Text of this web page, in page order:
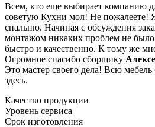
Всем, кто еще выбирает компанию
советую Кухни мол! Не пожалеете!
спальню. Начиная с обсуждения
монтажом никаких проблем не
быстро и качественно. К тому же
Огромное спасибо сборщику
Это мастер своего дела! Всю мебель
здесь.
Качество продукции
Уровень сервиса
Срок изготовления